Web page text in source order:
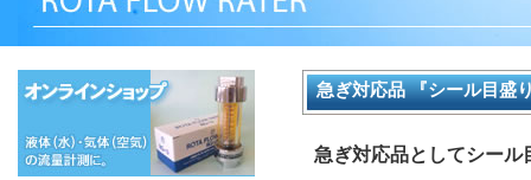
急ぎ対応品 『シール目盛
急ぎ対応品としてシー